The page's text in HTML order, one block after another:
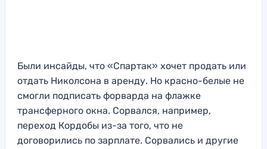
Были инсайды, что «Спартак» хочет продать или
отдать Николсона в аренду. Но красно-белые не
смогли подписать форварда на флажке
трансферного окна. Сорвался, например,
переход Кордобы из-за того, что не
договорились по зарплате. Сорвались и другие